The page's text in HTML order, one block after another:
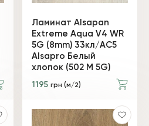
Ламинат Alsapan
Extreme Aqua V4 WR
5G (8mm) 33кл/AC5
Alsapro Белый
хлопок (502 М 5G)
1195 грн (м/2)